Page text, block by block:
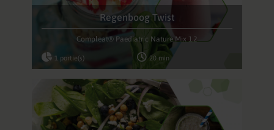
Regenboog Twist
Compleat® Paediatric Nature Mix 1.2
1 portie(s) 20 min